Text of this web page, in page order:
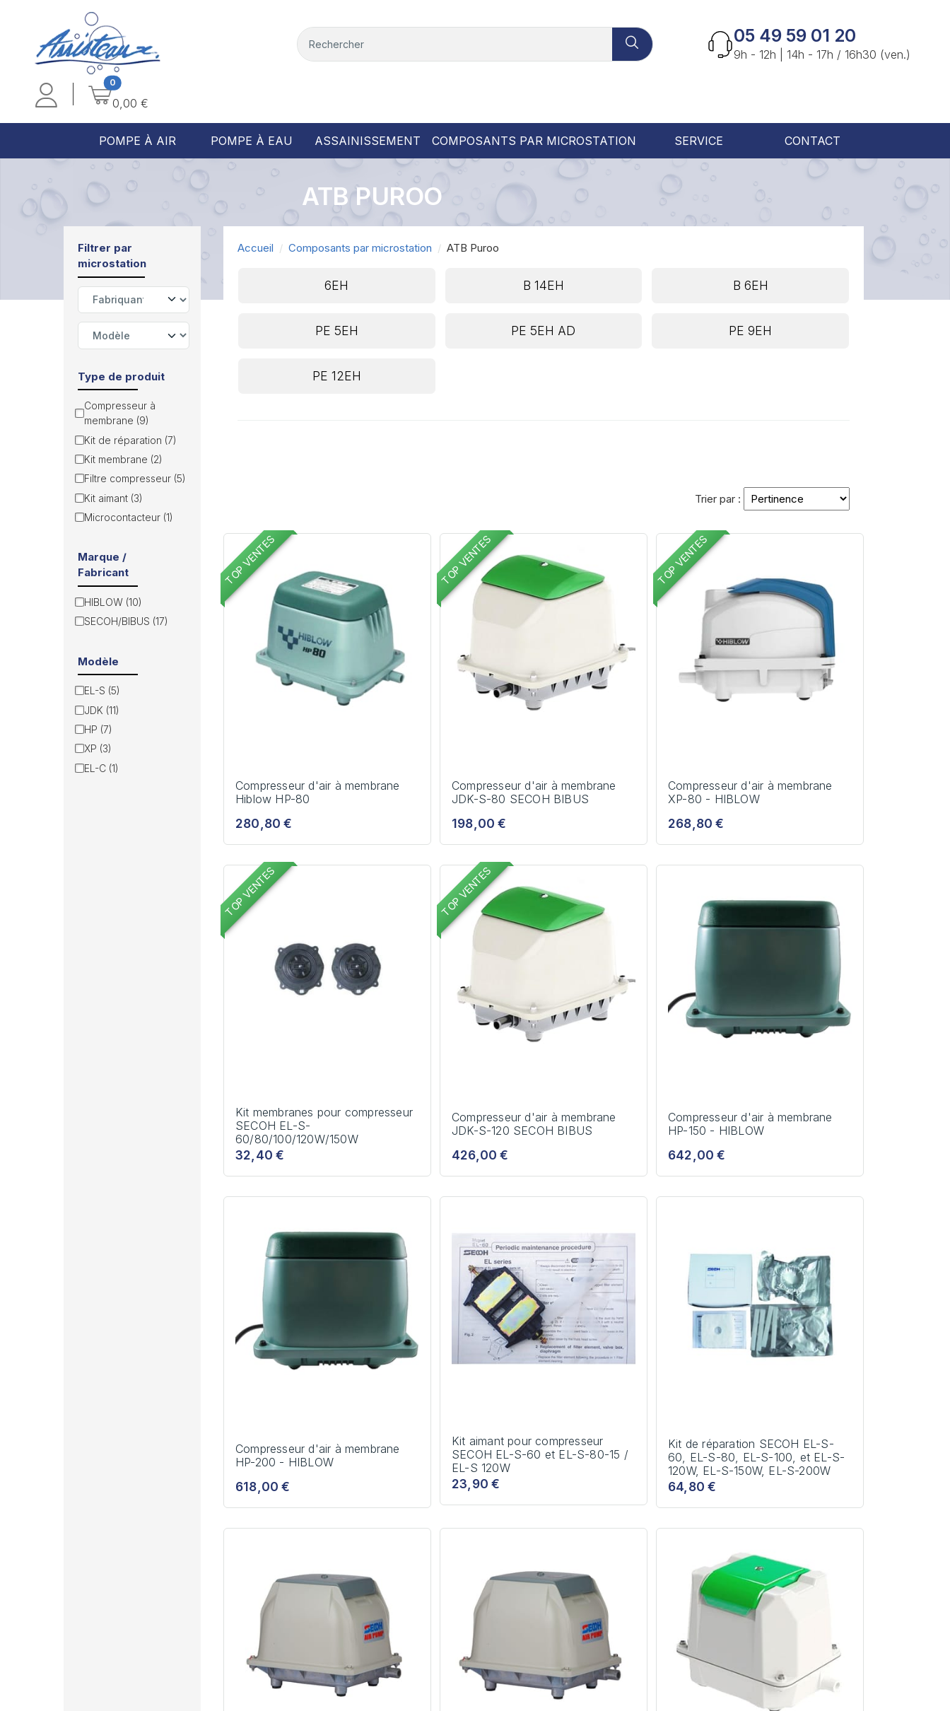
05 49 59 01 20
9h - 12h | 14h - 17h / 16h30 (ven.)
0
0,00 €
POMPE À AIR POMPE À EAU ASSAINISSEMENT COMPOSANTS PAR MICROSTATION SERVICE CONTACT
ATB PUROO
Filtrer par
microstation
Type de produit
Compresseur à
membrane (9)
Kit de réparation (7)
Kit membrane (2)
Filtre compresseur (5)
Kit aimant (3)
Microcontacteur (1)
Marque /
Fabricant
HIBLOW (10)
SECOH/BIBUS (17)
Modèle
EL-S (5)
JDK (11)
HP (7)
XP (3)
EL-C (1)
Accueil Composants par microstation ATB Puroo
6EH B 14EH B 6EH
PE 5EH PE 5EH AD PE 9EH
PE 12EH
Trier par :
TOP VENTES
Compresseur d'air à membrane
Hiblow HP-80
280,80 €
TOP VENTES
Compresseur d'air à membrane
JDK-S-80 SECOH BIBUS
198,00 €
TOP VENTES
Compresseur d'air à membrane
XP-80 - HIBLOW
268,80 €
TOP VENTES
Kit membranes pour compresseur
SECOH EL-S-
60/80/100/120W/150W
32,40 €
TOP VENTES
Compresseur d'air à membrane
JDK-S-120 SECOH BIBUS
426,00 €
Compresseur d'air à membrane
HP-150 - HIBLOW
642,00 €
Compresseur d'air à membrane
HP-200 - HIBLOW
618,00 €
Kit aimant pour compresseur
SECOH EL-S-60 et EL-S-80-15 /
EL-S 120W
23,90 €
Kit de réparation SECOH EL-S-
60, EL-S-80, EL-S-100, et EL-S-
120W, EL-S-150W, EL-S-200W
64,80 €